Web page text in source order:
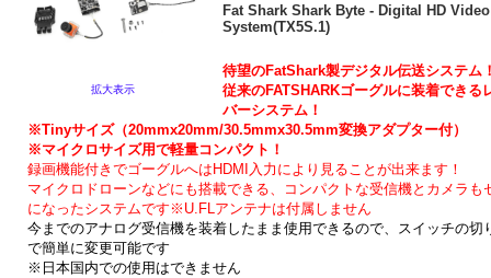
拡大表示
Fat Shark Shark Byte - Digital HD Video
System(TX5S.1)
待望のFatShark製デジタル伝送システム
従来のFATSHARKゴーグルに装着できる
バーシステム！
※Tinyサイズ（20mmx20mm/30.5mmx30.5mm変換アダプター付）
※マイクロサイズ用で軽量コンパクト！
録画機能付きでゴーグルへはHDMI入力により見ることが出来ます！
マイクロドローンなどにも搭載できる、コンパクトな受信機とカメラも
になったシステムです※U.FLアンテナは付属しません
今までのアナログ受信機を装着したまま使用できるので、スイッチの切
で簡単に変更可能です
※日本国内での使用はできません